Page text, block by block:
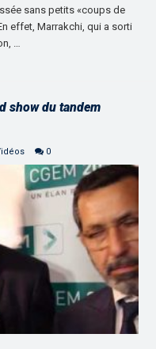
sans petits «coups de
effet, Marrakchi, qui a sorti
…
show du tandem
0